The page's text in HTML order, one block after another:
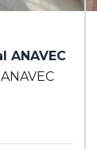
ANAVEC